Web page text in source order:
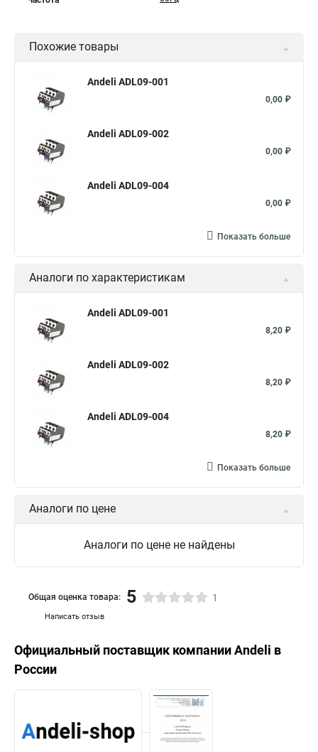
Похожие товары
Andeli ADL09-001
0,00 ₽
Andeli ADL09-002
0,00 ₽
Andeli ADL09-004
0,00 ₽
Показать больше
Аналоги по характеристикам
Andeli ADL09-001
8,20 ₽
Andeli ADL09-002
8,20 ₽
Andeli ADL09-004
8,20 ₽
Показать больше
Аналоги по цене
Аналоги по цене не найдены
Написать отзыв
Общая оценка товара: 5 1
Официальный поставщик компанииAndeli в
России